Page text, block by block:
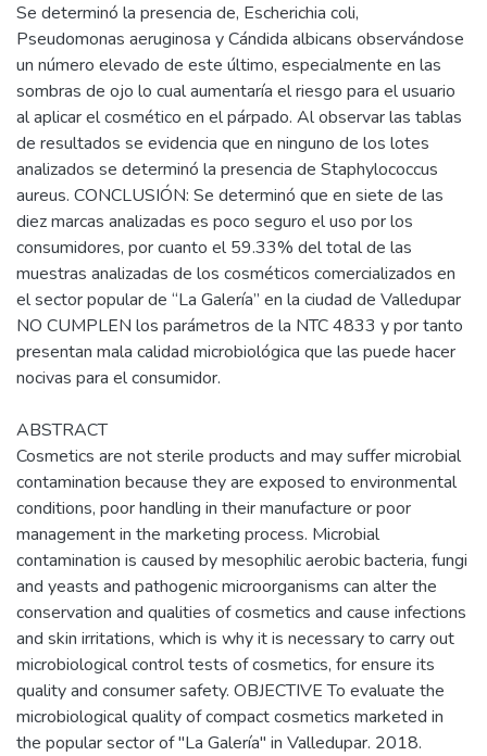
Se determinó la presencia de, Escherichia coli,
Pseudomonas aeruginosa y Cándida albicans observándose
un número elevado de este último, especialmente en las
sombras de ojo lo cual aumentaría el riesgo para el usuario
al aplicar el cosmético en el párpado. Al observar las tablas
de resultados se evidencia que en ninguno de los lotes
analizados se determinó la presencia de Staphylococcus
aureus. CONCLUSIÓN: Se determinó que en siete de las
diez marcas analizadas es poco seguro el uso por los
consumidores, por cuanto el 59.33% del total de las
muestras analizadas de los cosméticos comercializados en
el sector popular de “La Galería” en la ciudad de Valledupar
NO CUMPLEN los parámetros de la NTC 4833 y por tanto
presentan mala calidad microbiológica que las puede hacer
nocivas para el consumidor.
ABSTRACT
Cosmetics are not sterile products and may suffer microbial
contamination because they are exposed to environmental
conditions, poor handling in their manufacture or poor
management in the marketing process. Microbial
contamination is caused by mesophilic aerobic bacteria, fungi
and yeasts and pathogenic microorganisms can alter the
conservation and qualities of cosmetics and cause infections
and skin irritations, which is why it is necessary to carry out
microbiological control tests of cosmetics, for ensure its
quality and consumer safety. OBJECTIVE To evaluate the
microbiological quality of compact cosmetics marketed in
the popular sector of "La Galería" in Valledupar. 2018.